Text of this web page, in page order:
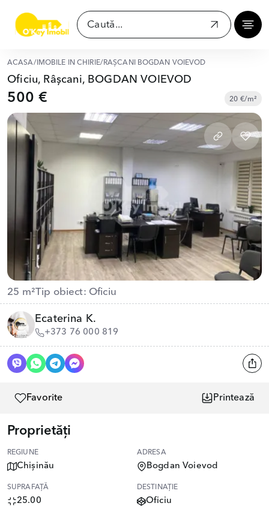
ACASĂ/ IMOBILE ÎN CHIRIE/ RÂȘCANI BOGDAN VOIEVOD
Oficiu, Râșcani, BOGDAN VOIEVOD
500 € 20 €/m²
25 m²Tip obiect: Oficiu
Ecaterina K.
+373 76 000 819
Favorite Printează
Proprietăți
REGIUNE
Chișinău
ADRESA
Bogdan Voievod
SUPRAFAȚĂ
25.00
DESTINAȚIE
Oficiu